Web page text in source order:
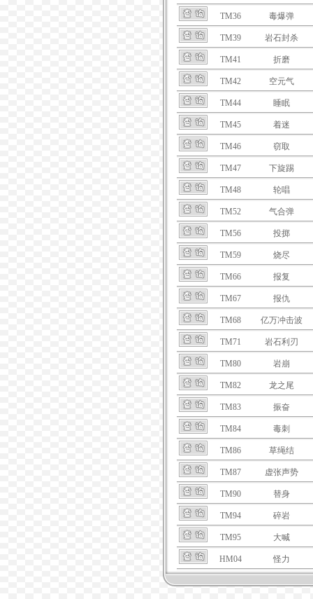
TM36 毒爆弹
TM39 岩石封杀
TM41 折磨
TM42 空元气
TM44 睡眠
TM45 着迷
TM46 窃取
TM47 下旋踢
TM48 轮唱
TM52 气合弹
TM56 投掷
TM59 烧尽
TM66 报复
TM67 报仇
TM68 亿万冲击波
TM71 岩石利刃
TM80 岩崩
TM82 龙之尾
TM83 振奋
TM84 毒刺
TM86 草绳结
TM87 虚张声势
TM90 替身
TM94 碎岩
TM95 大喊
HM04 怪力